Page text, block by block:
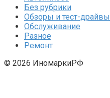
Без рубрики
Обзоры и тест-драйвы
Обслуживание
Разное
Ремонт
© 2026 ИномаркиРФ